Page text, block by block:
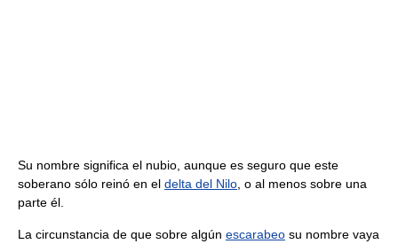
Su nombre significa el nubio, aunque es seguro que este
soberano sólo reinó en el delta del Nilo , o al menos sobre una
parte él.
La circunstancia de que sobre algún escarabeo su nombre vaya